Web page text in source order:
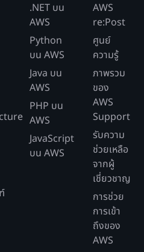
.NET บน
AWS
Python
บน AWS
Java บน
AWS
PHP บน
AWS
JavaScript
บน AWS
AWS
re:Post
ศูนย์
ความรู้
ภาพรวม
ของ
AWS
Support
รับความ
ช่วยเหลือ
จากผู้
เชี่ยวชาญ
การช่วย
การเข้า
ถึงของ
AWS